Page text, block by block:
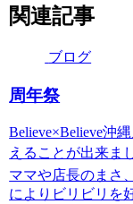
関連記事
ブログ
周年祭
Believe×Believe沖
えることが出来ま
ママや店長のまさ
によりビリビリを